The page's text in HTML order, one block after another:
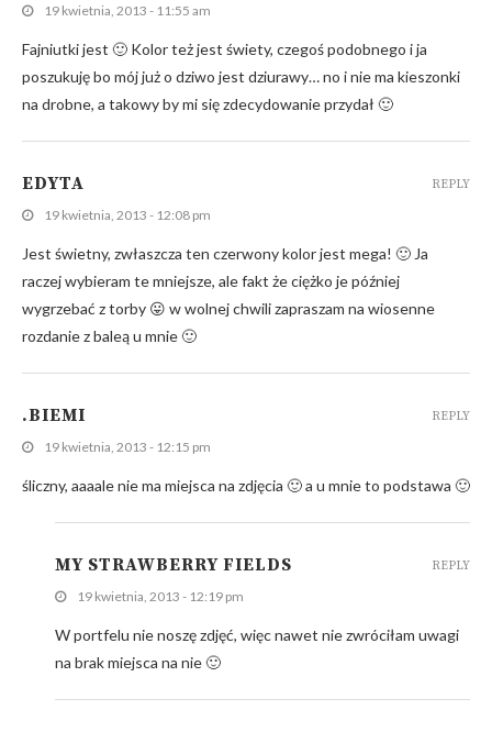
19 kwietnia, 2013 - 11:55 am
Fajniutki jest 🙂 Kolor też jest świety, czegoś podobnego i ja
poszukuję bo mój już o dziwo jest dziurawy… no i nie ma kieszonki
na drobne, a takowy by mi się zdecydowanie przydał 🙂
EDYTA
19 kwietnia, 2013 - 12:08 pm
Jest świetny, zwłaszcza ten czerwony kolor jest mega! 🙂 Ja
raczej wybieram te mniejsze, ale fakt że ciężko je później
wygrzebać z torby 😛 w wolnej chwili zapraszam na wiosenne
rozdanie z baleą u mnie 🙂
REPLY
.BIEMI
19 kwietnia, 2013 - 12:15 pm
śliczny, aaaale nie ma miejsca na zdjęcia 🙂 a u mnie to podstawa 🙂
REPLY
MY STRAWBERRY FIELDS
19 kwietnia, 2013 - 12:19 pm
W portfelu nie noszę zdjęć, więc nawet nie zwróciłam uwagi
na brak miejsca na nie 🙂
REPLY